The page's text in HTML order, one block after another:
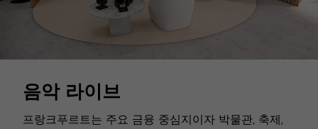
음악 라이브
프랑크푸르트는 주요 금융 중심지이자 박물관, 축제,